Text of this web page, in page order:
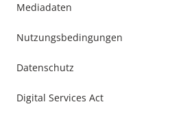
Mediadaten
Nutzungsbedingungen
Datenschutz
Digital Services Act